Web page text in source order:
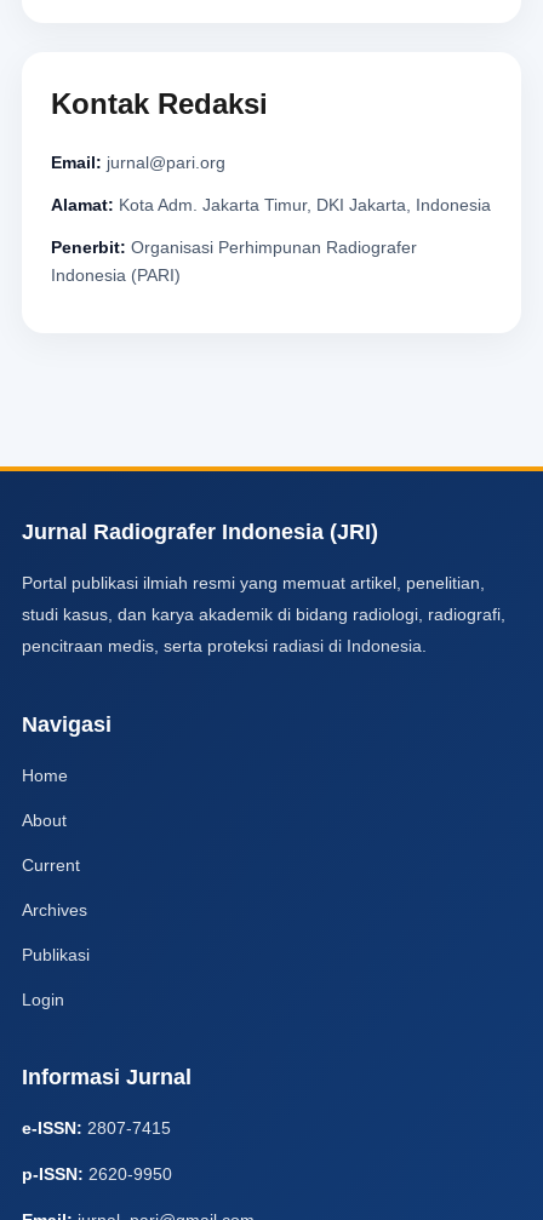
Kontak Redaksi
Email: jurnal@pari.org
Alamat: Kota Adm. Jakarta Timur, DKI Jakarta, Indonesia
Penerbit: Organisasi Perhimpunan Radiografer
Indonesia (PARI)
Jurnal Radiografer Indonesia (JRI)
Portal publikasi ilmiah resmi yang memuat artikel, penelitian,
studi kasus, dan karya akademik di bidang radiologi, radiografi,
pencitraan medis, serta proteksi radiasi di Indonesia.
Navigasi
Home
About
Current
Archives
Publikasi
Login
Informasi Jurnal
e-ISSN: 2807-7415
p-ISSN: 2620-9950